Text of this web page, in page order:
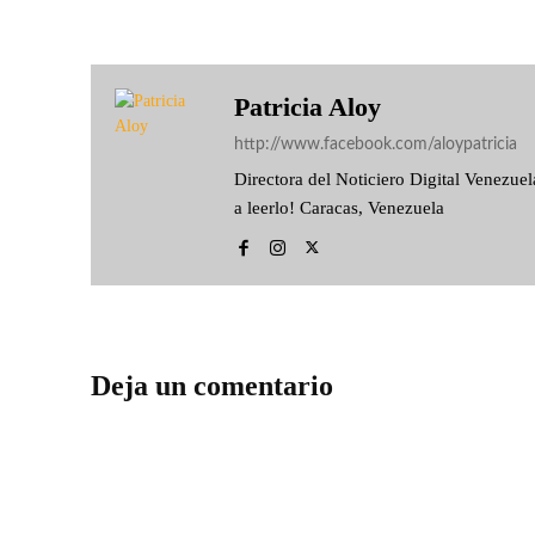
Patricia Aloy
http://www.facebook.com/aloypatricia
Directora del Noticiero Digital
a leerlo! Caracas, Venezuela
Deja un comentario